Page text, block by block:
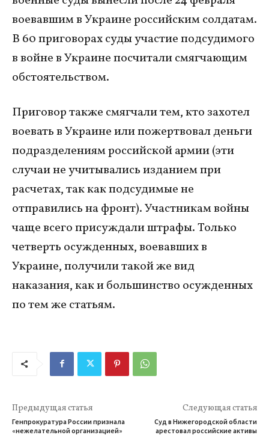
воевавшим в Украине российским солдатам.
В 60 приговорах суды участие подсудимого
в войне в Украине посчитали смягчающим
обстоятельством.
Приговор также смягчали тем, кто захотел
воевать в Украине или пожертвовал деньги
подразделениям российской армии (эти
случаи не учитывались изданием при
расчетах, так как подсудимые не
отправились на фронт). Участникам войны
чаще всего присуждали штрафы. Только
четверть осужденных, воевавших в
Украине, получили такой же вид
наказания, как и большинство осужденных
по тем же статьям.
Предыдущая статья
Генпрокуратура России признала
«нежелательной организацией»
Следующая статья
Суд в Нижегородской области
арестовал российские активы